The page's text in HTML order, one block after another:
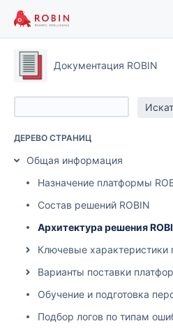
Документация ROBIN
ДЕРЕВО СТРАНИЦ
Общая информация
Назначение платформы
Состав решений ROBIN
Архитектура решения
Ключевые характеристики
Варианты поставки
Обучение и подготовка
Подбор логов по типам